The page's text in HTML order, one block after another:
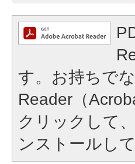
す。お持ちで
Reader（
クリックして
ンストールし